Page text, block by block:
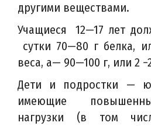
другими веществами.
Учащиеся 12—17 лет
сутки 70—80 г белка,
веса, а— 90—100 г, или 2
Дети и подростки —
имеющие
нагрузки (в том